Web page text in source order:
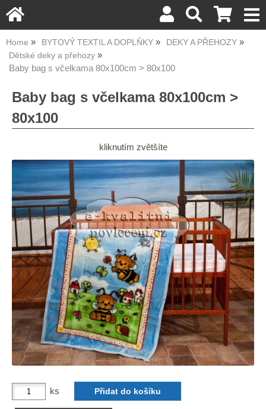
Home BYTOVÝ TEXTIL A DOPLŇKY
DEKY A PŘEHOZY
Dětské deky a přehozy
Baby bag s včelkama 80x100cm > 80x100
Baby bag s včelkama 80x100cm >
80x100
kliknutím zvětšíte
ks